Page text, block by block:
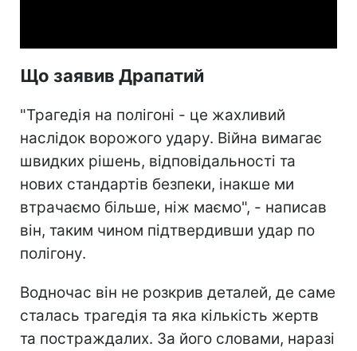
Що заявив Драпатий
"Трагедія на полігоні - це жахливий
наслідок ворожого удару. Війна вимагає
швидких рішень, відповідальності та
нових стандартів безпеки, інакше ми
втрачаємо більше, ніж маємо", - написав
він, таким чином підтвердивши удар по
полігону.
Водночас він не розкрив деталей, де саме
сталась трагедія та яка кількість жертв
та постраждалих. За його словами, наразі